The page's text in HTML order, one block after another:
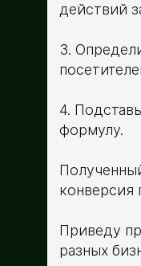
действий
3.
4.
формулу.
конверсия
Приведу
разных